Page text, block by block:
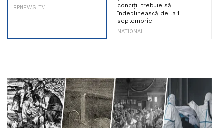
BPNEWS TV
condiții trebuie să
îndeplinească de la 1
septembrie
NATIONAL